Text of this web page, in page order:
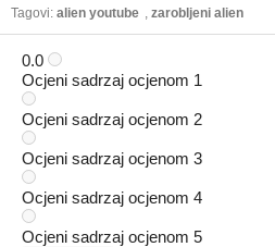
Tagovi: alien youtube , zarobljeni alien
0.0
Ocjeni sadrzaj ocjenom 1
Ocjeni sadrzaj ocjenom 2
Ocjeni sadrzaj ocjenom 3
Ocjeni sadrzaj ocjenom 4
Ocjeni sadrzaj ocjenom 5